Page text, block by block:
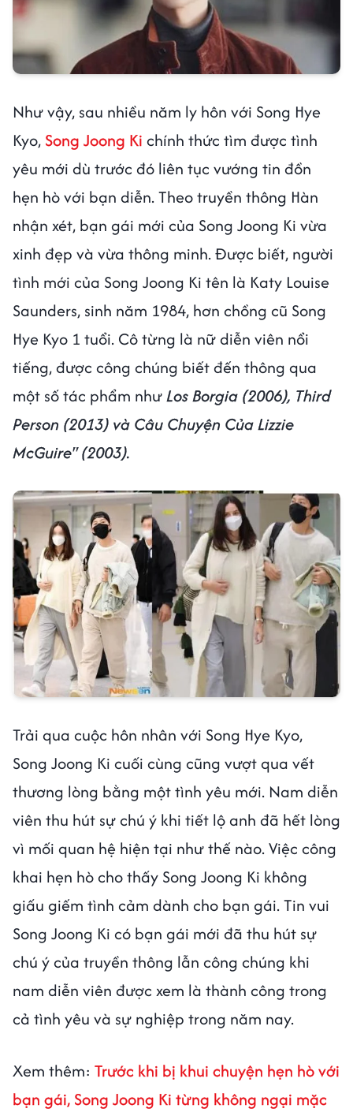
Như vậy, sau nhiều năm ly hôn với Song Hye
Kyo, Song Joong Ki chính thức tìm được tình
yêu mới dù trước đó liên tục vướng tin đồn
hẹn hò với bạn diễn. Theo truyền thông Hàn
nhận xét, bạn gái mới của Song Joong Ki vừa
xinh đẹp và vừa thông minh. Được biết, người
tình mới của Song Joong Ki tên là Katy Louise
Saunders, sinh năm 1984, hơn chồng cũ Song
Hye Kyo 1 tuổi. Cô từng là nữ diễn viên nổi
tiếng, được công chúng biết đến thông qua
một số tác phẩm nhưLos Borgia (2006), Third
Person (2013) và Câu Chuyện Của Lizzie
McGuire" (2003).
Trải qua cuộc hôn nhân với Song Hye Kyo,
Song Joong Ki cuối cùng cũng vượt qua vết
thương lòng bằng một tình yêu mới. Nam diễn
viên thu hút sự chú ý khi tiết lộ anh đã hết lòng
vì mối quan hệ hiện tại như thế nào. Việc công
khai hẹn hò cho thấy Song Joong Ki không
giấu giếm tình cảm dành cho bạn gái. Tin vui
Song Joong Ki có bạn gái mới đã thu hút sự
chú ý của truyền thông lẫn công chúng khi
nam diễn viên được xem là thành công trong
cả tình yêu và sự nghiệp trong năm nay.
Xem thêm: Trước khi bị khui chuyện hẹn hò với
bạn gái, Song Joong Ki từng không ngại mặc